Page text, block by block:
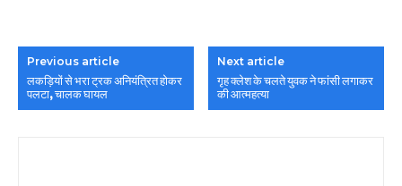
Previous article
लकड़ियों से भरा ट्रक अनियंत्रित होकर
पलटा, चालक घायल
Next article
गृह क्लेश के चलते युवक ने फांसी लगाकर
की आत्महत्या